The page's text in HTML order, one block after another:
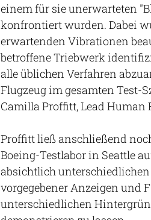
einem für sie unerwarteten
konfrontiert wurden. Dabei
erwartenden Vibrationen
betroffene Triebwerk
alle üblichen Verfahren
Flugzeug im gesamten Test-
Camilla Proffitt, Lead Human
Proffitt ließ anschließend
Boeing-Testlabor in Seattle
absichtlich
vorgegebener Anzeigen und
unterschiedlichen